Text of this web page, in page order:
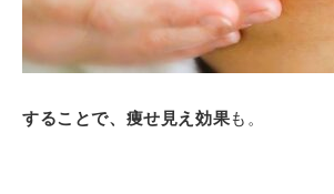
することで、痩せ見え効果も。